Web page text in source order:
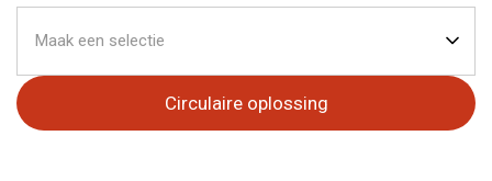
Maak een selectie
Circulaire oplossing